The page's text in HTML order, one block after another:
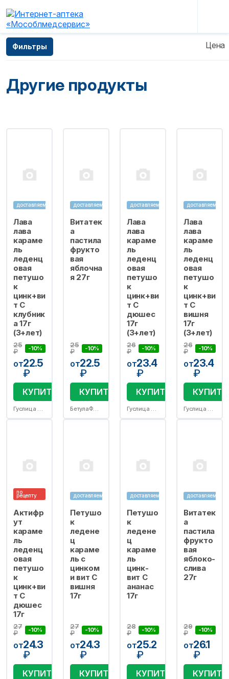
Главная —
Другие продукты
Другие продукты
Фильтры Цена
доставляем
Лава
лава
караме
ль
леденц
овая
петушо
к
цинк+ви
т C
клубник
а 17г
(3+лет)
25
₽
-10%
от22.5
₽
КУПИТЬ
Гуслица ООО
доставляем
Витатек
а
пастила
фрукто
вая
яблочна
я 27г
25
₽
-10%
от22.5
₽
КУПИТЬ
БетулаФарм ООО RU
доставляем
Лава
лава
караме
ль
леденц
овая
петушо
к
цинк+ви
т C
дюшес
17г
(3+лет)
26
₽
-10%
от23.4
₽
КУПИТЬ
Гуслица ООО
доставляем
Лава
лава
караме
ль
леденц
овая
петушо
к
цинк+ви
т C
вишня
17г
(3+лет)
26
₽
-10%
от23.4
₽
КУПИТЬ
Гуслица ООО
по
рецепту
Актифр
ут
караме
ль
леденц
овая
петушо
к
цинк+ви
т С
дюшес
17г
27
₽
-10%
от24.3
₽
КУПИТЬ
доставляем
Петушо
к
ледене
ц
караме
ль с
цинком
и вит С
вишня
17г
27
₽
-10%
от24.3
₽
КУПИТЬ
доставляем
Петушо
к
ледене
ц
караме
ль
цинк-
вит С
ананас
17г
28
₽
-10%
от25.2
₽
КУПИТЬ
доставляем
Витатек
а
пастила
фрукто
вая
яблоко-
слива
27г
29
₽
-10%
от26.1
₽
КУПИТЬ